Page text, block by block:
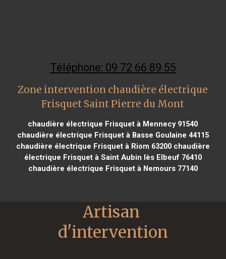
Téléphone: 09 72 66 89 55
Zone intervention chaudière électrique
Frisquet Saint Pierre du Mont
chaudière électrique Frisquet à Mennecy 91540
chaudière électrique Frisquet à Basse Goulaine 44115
chaudière électrique Frisquet à Riom 63200chaudière
électrique Frisquet à Saint Aubin lès Elbeuf 76410
chaudière électrique Frisquet à Nemours 77140
Artisan
d'intervention